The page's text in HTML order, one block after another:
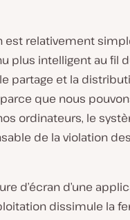
est relativement
plus intelligent au fil
partage et la
que nous
ordinateurs, le
de la violation
d’écran d’une
dissimule la